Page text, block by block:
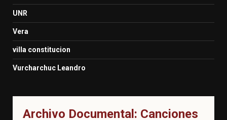
UNR
Vera
villa constitucion
Vurcharchuc Leandro
Archivo Documental: Canciones